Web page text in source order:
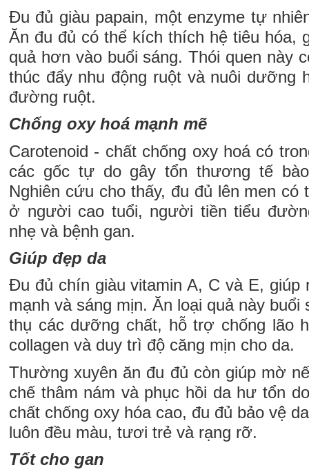
Đu đủ giàu papain, một enzyme tự
Ăn đu đủ có thể kích thích hệ tiêu hóa,
quả hơn vào buổi sáng. Thói quen này
thúc đẩy nhu động ruột và nuôi dưỡng
đường ruột.
Chống oxy hoá mạnh mẽ
Carotenoid - chất chống oxy hoá có
các gốc tự do gây tổn thương tế
Nghiên cứu cho thấy, đu đủ lên men có
ở người cao tuổi, người tiền tiểu
nhẹ và bệnh gan.
Giúp đẹp da
Đu đủ chín giàu vitamin A, C và E, giúp
mạnh và sáng mịn. Ăn loại quả này
thụ các dưỡng chất, hỗ trợ chống lão
collagen và duy trì độ căng mịn cho da.
Thường xuyên ăn đu đủ còn giúp mờ
chế thâm nám và phục hồi da hư tổn
chất chống oxy hóa cao, đu đủ bảo vệ
luôn đều màu, tươi trẻ và rạng rỡ.
Tốt cho gan